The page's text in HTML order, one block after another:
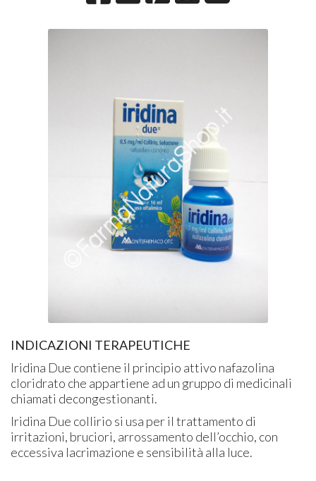
INDICAZIONI TERAPEUTICHE​
Iridina Due contiene il principio attivo nafazolina
cloridrato che appartiene ad un gruppo di medicinali
chiamati decongestionanti.
Iridina Due collirio si usa per il trattamento di
irritazioni, bruciori, arrossamento dell’occhio, con
eccessiva lacrimazione e sensibilità alla luce.